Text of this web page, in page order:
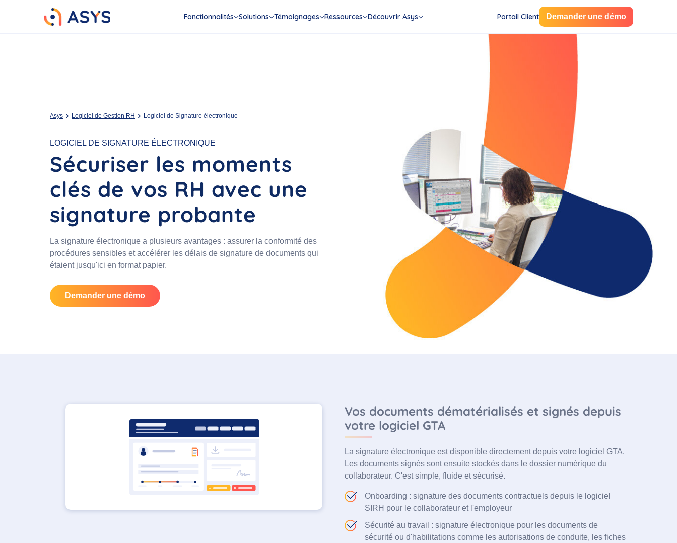
Fonctionnalités Solutions Témoignages Ressources Découvrir Asys Portail Client Demander une démo
Asys Logiciel de Gestion RH Logiciel de Signature électronique
LOGICIEL DE SIGNATURE ÉLECTRONIQUE
Sécuriser les moments
clés de vos RH avec une
signature probante
La signature électronique a plusieurs avantages : assurer la conformité des
procédures sensibles et accélérer les délais de signature de documents qui
étaient jusqu'ici en format papier.
Demander une démo
Vos documents dématérialisés et signés depuis
votre logiciel GTA
La signature électronique est disponible directement depuis votre logiciel GTA.
Les documents signés sont ensuite stockés dans le dossier numérique du
collaborateur. C'est simple, fluide et sécurisé.
Onboarding : signature des documents contractuels depuis le logiciel
SIRH pour le collaborateur et l'employeur
Sécurité au travail : signature électronique pour les documents de
sécurité ou d'habilitations comme les autorisations de conduite, les fiches